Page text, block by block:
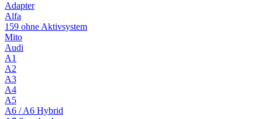
Adapter
Alfa
159 ohne Aktivsystem
Mito
Audi
A1
A2
A3
A4
A5
A6 / A6 Hybrid